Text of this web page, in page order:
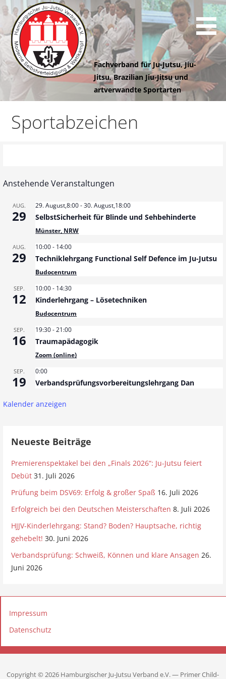
m
h
g
Hamburgischer
Ju-Jutsu
Fachverband für Ju-Jutsu, Jiu-
Jitsu, Brazilian Jiu-Jitsu und
artverwandte Sportarten
Sportabzeichen
Anstehende Veranstaltungen
AUG.
29
29. August,8:00-30. August,18:00
SelbstSicherheit für Blinde und Sehbehinderte
Münster, NRW
AUG.
29
10:00- 14:00
Techniklehrgang Functional Self Defence im Ju-Jutsu
Budocentrum
SEP.
12
10:00- 14:30
Kinderlehrgang – Lösetechniken
Budocentrum
SEP.
16
19:30-21:00
Traumapädagogik
Zoom (online)
SEP.
19
0:00
Verbandsprüfungsvorbereitungslehrgang Dan
Kalender anzeigen
Neueste Beiträge
Premierenspektakel bei den „Finals 2026“: Ju-Jutsu feiert
Debüt 31. Juli 2026
Prüfung beim DSV69: Erfolg & großer Spaß 16. Juli 2026
Erfolgreich bei den Deutschen Meisterschaften 8. Juli 2026
HJJV-Kinderlehrgang: Stand? Boden? Hauptsache, richtig
gehebelt! 30. Juni 2026
Verbandsprüfung: Schweiß, Können und klare Ansagen 26.
Juni 2026
Impressum
Datenschutz
Copyright © 2026 Hamburgischer Ju-Jutsu Verband e.V. — Primer Child-